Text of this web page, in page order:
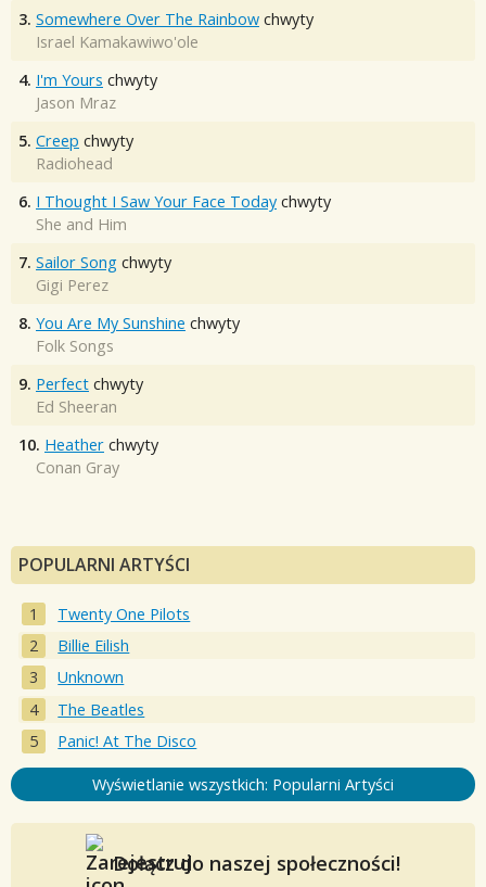
3. Somewhere Over The Rainbow chwyty
Israel Kamakawiwo'ole
4. I'm Yours chwyty
Jason Mraz
5. Creep chwyty
Radiohead
6. I Thought I Saw Your Face Today chwyty
She and Him
7. Sailor Song chwyty
Gigi Perez
8. You Are My Sunshine chwyty
Folk Songs
9. Perfect chwyty
Ed Sheeran
10. Heather chwyty
Conan Gray
POPULARNI ARTYŚCI
Twenty One Pilots
Billie Eilish
Unknown
The Beatles
Panic! At The Disco
Wyświetlanie wszystkich: Popularni Artyści
Dołącz do naszej społeczności!